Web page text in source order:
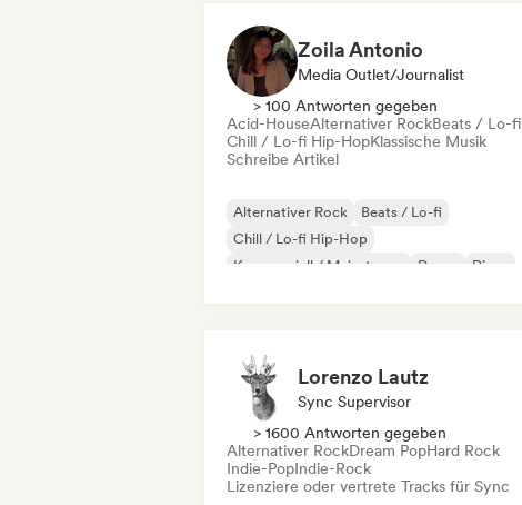
Zoila Antonio
Media Outlet/Journalist
> 100 Antworten gegeben
Acid-HouseAlternativer RockBeats / Lo-fi
Chill / Lo-fi Hip-HopKlassische Musik
Schreibe Artikel
Alternativer Rock
Beats / Lo-fi
Chill / Lo-fi Hip-Hop
Kommerziell / Mainstream
Dance
Disco
Lorenzo Lautz
Sync Supervisor
> 1600 Antworten gegeben
Alternativer RockDream PopHard Rock
Indie-PopIndie-Rock
Lizenziere oder vertrete Tracks für Sync